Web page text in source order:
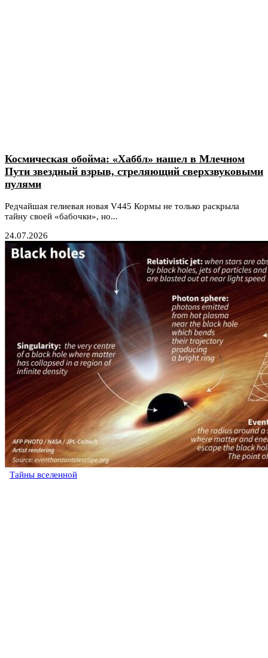
Космическая обойма: «Хаббл» нашел в Млечном
Пути звездный взрыв, стреляющий сверхзвуковыми
пулями
Редчайшая гелиевая новая V445 Кормы не только раскрыла
тайну своей «бабочки», но...
24.07.2026
Тайны вселенной